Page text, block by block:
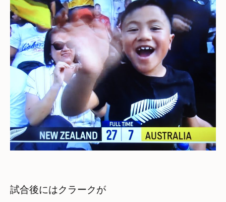
試合後にはクラークが